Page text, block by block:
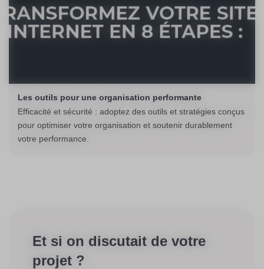
Les outils pour une organisation performante
Efficacité et sécurité : adoptez des outils et stratégies conçus
pour optimiser votre organisation et soutenir durablement
votre performance.
Et si on discutait de votre
projet ?